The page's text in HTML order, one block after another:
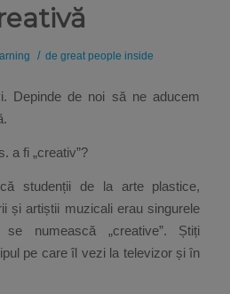
/ degreat people inside
Depinde de noi să ne aducem
a fi „creativ”?
studenții de la arte plastice,
și artiștii muzicali erau singurele
numească „creative”. Știți
pe care îl vezi la televizor și în